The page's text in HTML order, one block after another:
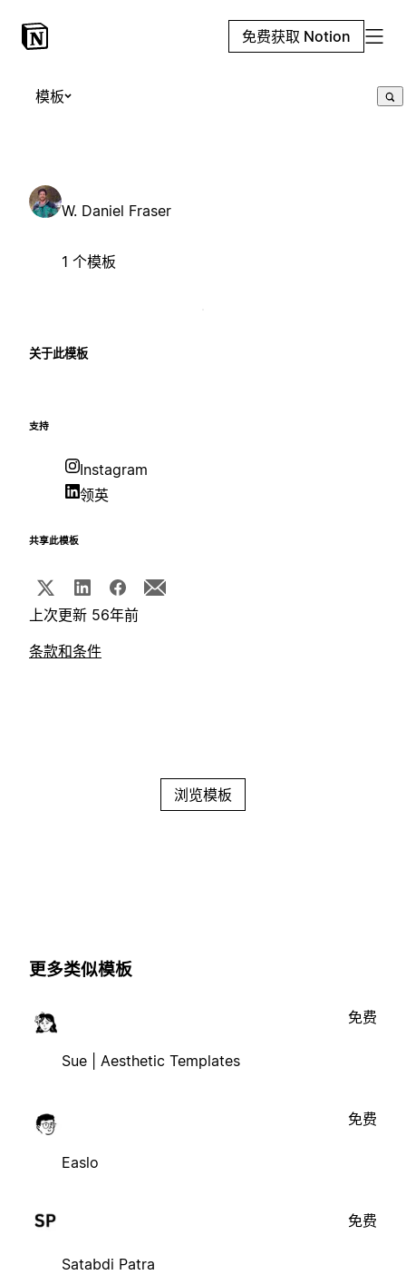
免费获取 Notion
模板
W. Daniel Fraser
1 个模板
关于此模板
支持
Instagram
领英
共享此模板
上次更新 56年前
条款和条件
浏览模板
更多类似模板
Sue | Aesthetic Templates
免费
Easlo
免费
Satabdi Patra
免费